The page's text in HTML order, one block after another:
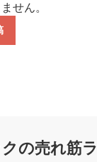
せん。
の売れ筋